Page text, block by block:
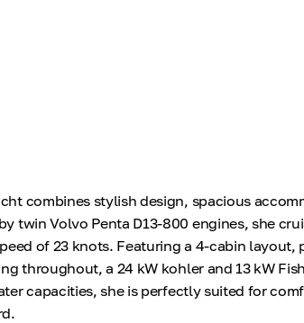
combines stylish design, spacious
twin Volvo Penta D13-800 engines, she
of 23 knots. Featuring a 4-cabin layout,
throughout, a 24 kW kohler and 13 kW
capacities, she is perfectly suited for